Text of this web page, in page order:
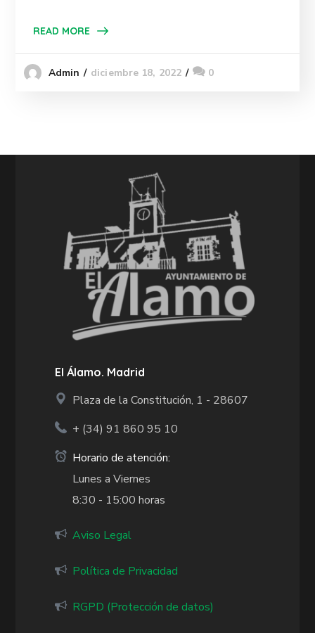
READ MORE
Admin diciembre 18, 2022 0
El Álamo. Madrid
Plaza de la Constitución, 1 - 28607
+ (34)91 860 95 10
Horario de atención:
Lunes a Viernes
8:30 - 15:00 horas
Aviso Legal
Política de Privacidad
RGPD (Protección de datos)